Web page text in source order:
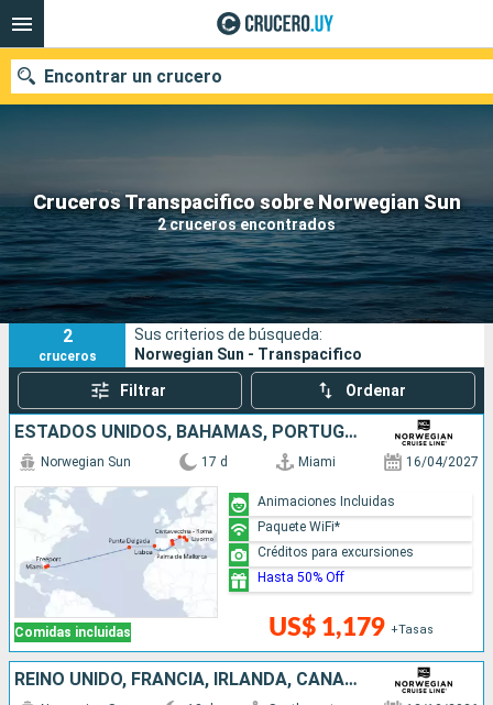
Cruceros Transpacifico sobre Norwegian Sun
2 cruceros encontrados
Encontrar un crucero
Nuestros destinos
Fecha de salida
Puertos Compañías
Buscar
2
cruceros
Sus criterios de búsqueda:
Norwegian Sun - Transpacifico
Filtrar Ordenar
ESTADOS UNIDOS, BAHAMAS, PORTUGAL, ESPAÑA, FRANCIA, ITALIA
Comidas incluidas
Norwegian Sun 17 d Miami 16/04/2027
US$ 1,179 +Tasas
Animaciones Incluidas
Paquete WiFi*
Créditos para excursiones
Hasta 50% Off
REINO UNIDO, FRANCIA, IRLANDA, CANADÁ, ESTADOS UNIDOS